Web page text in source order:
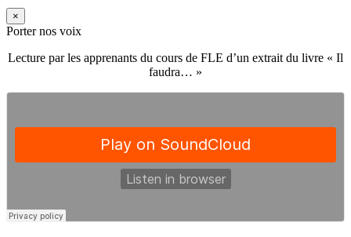
×
Porter nos voix
Lecture par les apprenants du cours de FLE d’un extrait du livre « Il
faudra… »